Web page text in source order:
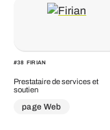
#38 FIRIAN
Prestataire de services et
soutien
page Web